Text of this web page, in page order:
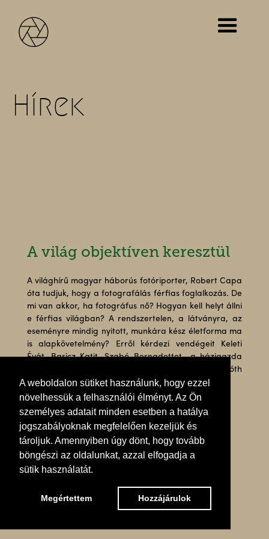
A weboldalon sütiket használunk, hogy ezzel
növelhessük a felhasználói élményt. Az Ön
személyes adatait minden esetben a hatálya
jogszabályoknak megfelelően kezeljük és
tároljuk. Amennyiben úgy dönt, hogy tovább
böngészi az oldalunkat, azzal elfogadja a
sütik használatát.
Megértettem Hozzájárulok
Hírek
A világ objektíven keresztül
A világhírű magyar háborús fotóriporter, Robert Capa
óta tudjuk, hogy a fotografálás férfias foglalkozás. De
mi van akkor, ha fotográfus nő? Hogyan kell helyt állni
e férfias világban? A rendszertelen, a látványra, az
eseményre mindig nyitott, munkára kész életforma ma
is alapkövetelmény? Erről kérdezi vendégeit Keleti
Évát, Baricz Katit, Szabó Bernadettet a házigazda
Dióssy Klári. A meglepetés férfi vendég pedig Tóth
József Füles. A műsor szerkesztője Hajdú Éva volt.